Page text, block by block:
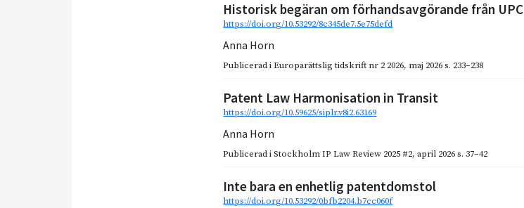
Historisk begäran om förhandsavgörande från UPC
https://doi.org/10.53292/8c345de7.5e75defd
Anna Horn
Publicerad iEuroparättslig tidskrift nr 2 2026, maj 2026 s. 233–238
Patent Law Harmonisation in Transit
https://doi.org/10.59625/siplr.v8i2.63169
Anna Horn
Publicerad iStockholm IP Law Review 2025 #2,april 2026 s. 37–42
Inte bara en enhetlig patentdomstol
https://doi.org/10.53292/0bfb2204.b7cc060f